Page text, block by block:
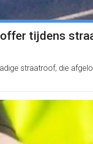
tijdens
straatroof, die